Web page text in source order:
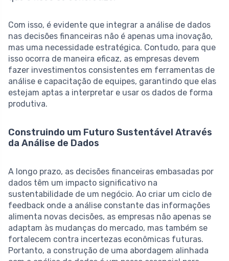
Com isso, é evidente que integrar a análise de dados
nas decisões financeiras não é apenas uma inovação,
mas uma necessidade estratégica. Contudo, para que
isso ocorra de maneira eficaz, as empresas devem
fazer investimentos consistentes em ferramentas de
análise e capacitação de equipes, garantindo que elas
estejam aptas a interpretar e usar os dados de forma
produtiva.
Construindo um Futuro Sustentável Através
da Análise de Dados
A longo prazo, as decisões financeiras embasadas por
dados têm um impacto significativo na
sustentabilidade de um negócio. Ao criar um ciclo de
feedback onde a análise constante das informações
alimenta novas decisões, as empresas não apenas se
adaptam às mudanças do mercado, mas também se
fortalecem contra incertezas econômicas futuras.
Portanto, a construção de uma abordagem alinhada